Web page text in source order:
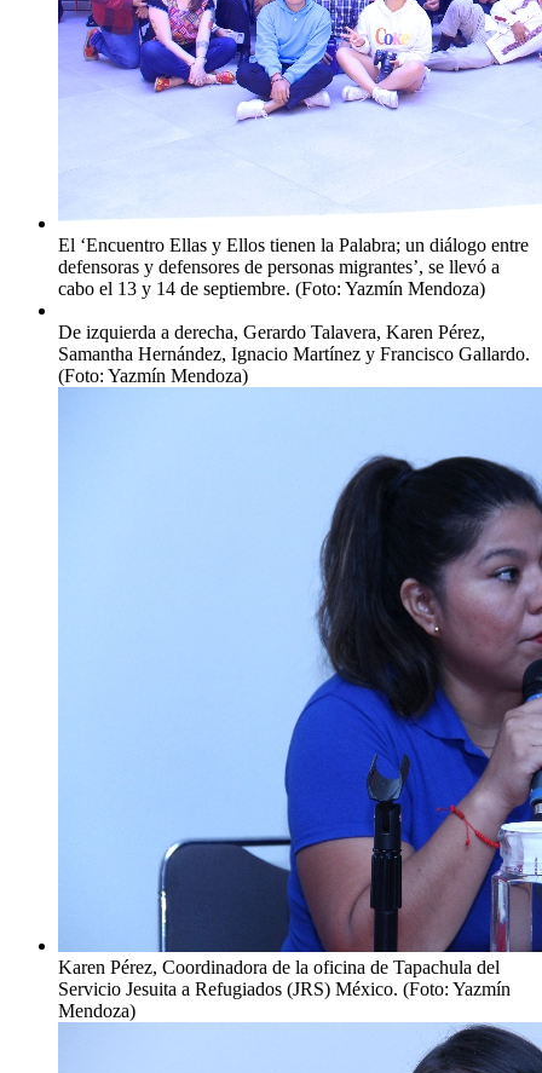
El ‘Encuentro Ellas y Ellos tienen la Palabra; un diálogo entre
defensoras y defensores de personas migrantes’, se llevó a
cabo el 13 y 14 de septiembre. (Foto: Yazmín Mendoza)
De izquierda a derecha, Gerardo Talavera, Karen Pérez,
Samantha Hernández, Ignacio Martínez y Francisco Gallardo.
(Foto: Yazmín Mendoza)
Karen Pérez, Coordinadora de la oficina de Tapachula del
Servicio Jesuita a Refugiados (JRS) México. (Foto: Yazmín
Mendoza)